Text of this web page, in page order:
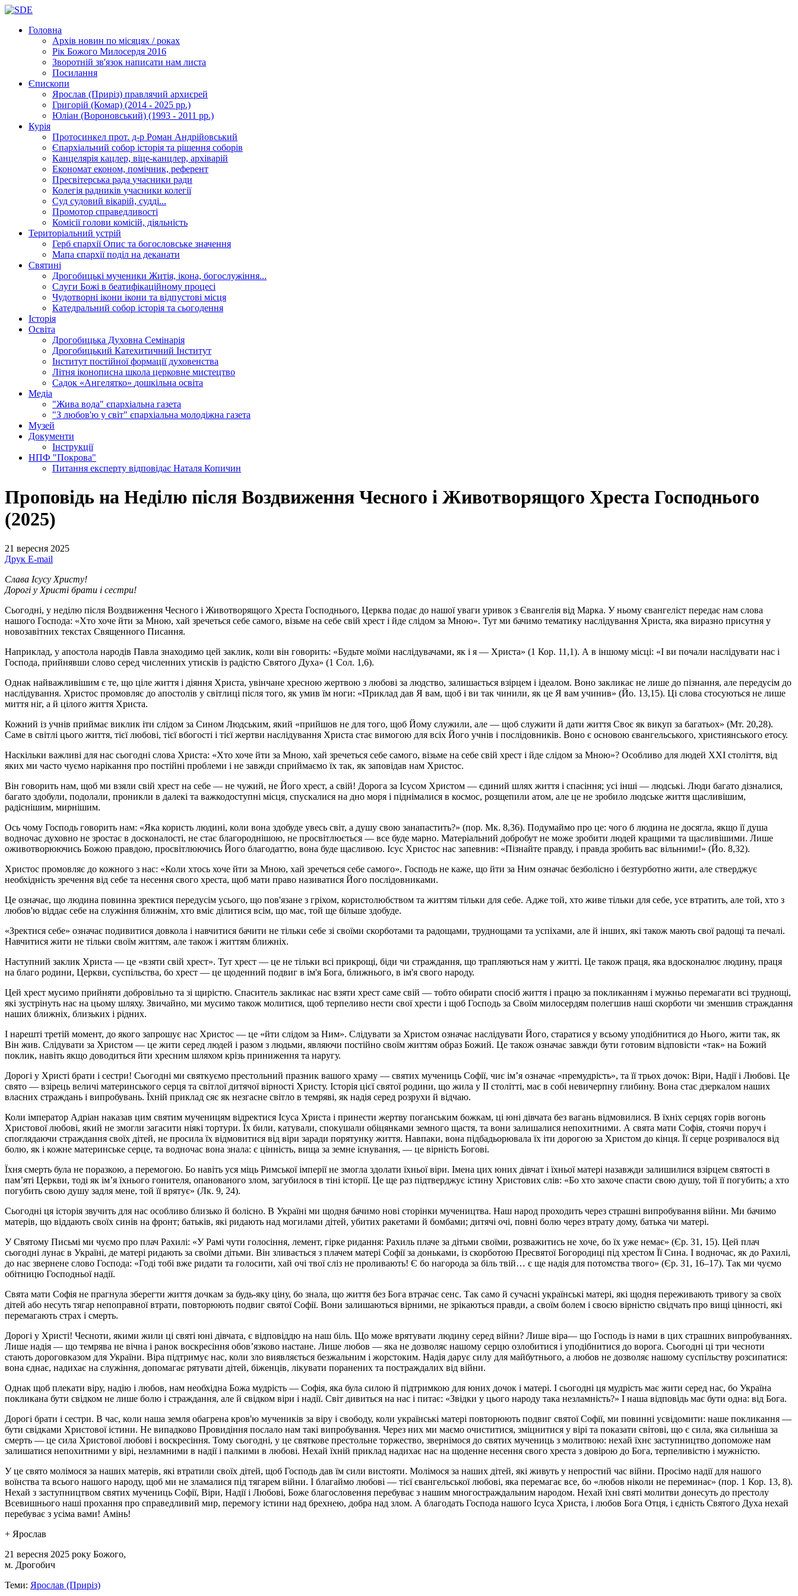
Головна
Архів новин по місяцях / роках
Рік Божого Милосердя 2016
Зворотній зв'язок написати нам листа
Посилання
Єпископи
Ярослав (Приріз) правлячий архиєрей
Григорій (Комар) (2014 - 2025 рр.)
Юліан (Вороновський) (1993 - 2011 рр.)
Курія
Протосинкел прот. д-р Роман Андрійовський
Єпархіальний собор історія та рішення соборів
Канцелярія кацлер, віце-канцлер, архіварій
Економат економ, помічник, референт
Пресвітерська рада учасники ради
Колегія радників учасники колегії
Суд судовий вікарій, судді...
Промотор справедливості
Комісіїголови комісій, діяльність
Територіальний устрій
Герб єпархіїОпис та богословське значення
Мапа єпархіїподіл на деканати
Святині
Дрогобицькі мученики Житія, ікона, богослужіння...
Слуги Божі в беатифікаційному процесі
Чудотворні ікони ікони та відпустові місця
Катедральний собор історія та сьогодення
Історія
Освіта
Дрогобицька Духовна Семінарія
Дрогобицький Катехитичний Інститут
Інститут постійної формації духовенства
Літня іконописна школа церковне мистецтво
Садок «Ангелятко» дошкільна освіта
Медіа
"Жива вода" єпархіальна газета
"З любов'ю у світ" єпархіальна молодіжна газета
Музей
Документи
Інструкції
НПФ "Покрова"
Питання експерту відповідає Наталя Копичин
Проповідь на Неділю після Воздвиження Чесного і Животворящого Хреста Господнього
(2025)
21 вересня 2025
Друк E-mail
Слава Ісусу Христу!
Дорогі у Христі брати і сестри!
Сьогодні, у неділю після Воздвиження Чесного і Животворящого Хреста Господнього, Церква подає до нашої уваги уривок з Євангелія від Марка. У ньому євангеліст передає нам слова
нашого Господа: «Хто хоче йти за Мною, хай зречеться себе самого, візьме на себе свій хрест і йде слідом за Мною». Тут ми бачимо тематику наслідування Христа, яка виразно присутня у
новозавітних текстах Священного Писання.
Наприклад, у апостола народів Павла знаходимо цей заклик, коли він говорить: «Будьте моїми наслідувачами, як і я — Христа» (1 Кор. 11,1). А в іншому місці: «І ви почали наслідувати нас і
Господа, прийнявши слово серед численних утисків із радістю Святого Духа» (1 Сол. 1,6).
Однак найважливішим є те, що ціле життя і діяння Христа, увінчане хресною жертвою з любові за людство, залишається взірцем і ідеалом. Воно закликає не лише до пізнання, але передусім до
наслідування. Христос промовляє до апостолів у світлиці після того, як умив їм ноги: «Приклад дав Я вам, щоб і ви так чинили, як це Я вам учинив» (Йо. 13,15). Ці слова стосуються не лише
миття ніг, а й цілого життя Христа.
Кожний із учнів приймає виклик іти слідом за Сином Людським, який «прийшов не для того, щоб Йому служили, але — щоб служити й дати життя Своє як викуп за багатьох» (Мт. 20,28).
Саме в світлі цього життя, тієї любові, тієї вбогості і тієї жертви наслідування Христа стає вимогою для всіх Його учнів і послідовників. Воно є основою євангельського, християнського етосу.
Наскільки важливі для нас сьогодні слова Христа: «Хто хоче йти за Мною, хай зречеться себе самого, візьме на себе свій хрест і йде слідом за Мною»? Особливо для людей ХХІ століття, від
яких ми часто чуємо нарікання про постійні проблеми і не завжди сприймаємо їх так, як заповідав нам Христос.
Він говорить нам, щоб ми взяли свій хрест на себе — не чужий, не Його хрест, а свій! Дорога за Ісусом Христом — єдиний шлях життя і спасіння; усі інші — людські. Люди багато дізналися,
багато здобули, подолали, проникли в далекі та важкодоступні місця, спускалися на дно моря і піднімалися в космос, розщепили атом, але це не зробило людське життя щасливішим,
радіснішим, мирнішим.
Ось чому Господь говорить нам: «Яка користь людині, коли вона здобуде увесь світ, а душу свою занапастить?» (пор. Мк. 8,36). Подумаймо про це: чого б людина не досягла, якщо її душа
водночас духовно не зростає в досконалості, не стає благороднішою, не просвітлюється — все буде марно. Матеріальний добробут не може зробити людей кращими та щасливішими. Лише
оживотворюючись Божою правдою, просвітлюючись Його благодаттю, вона буде щасливою. Ісус Христос нас запевнив: «Пізнайте правду, і правда зробить вас вільними!» (Йо. 8,32).
Христос промовляє до кожного з нас: «Коли хтось хоче йти за Мною, хай зречеться себе самого». Господь не каже, що йти за Ним означає безболісно і безтурботно жити, але стверджує
необхідність зречення від себе та несення свого хреста, щоб мати право називатися Його послідовниками.
Це означає, що людина повинна зректися передусім усього, що пов'язане з гріхом, користолюбством та життям тільки для себе. Адже той, хто живе тільки для себе, усе втратить, але той, хто з
любов'ю віддає себе на служіння ближнім, хто вміє ділитися всім, що має, той ще більше здобуде.
«Зректися себе» означає подивитися довкола і навчитися бачити не тільки себе зі своїми скорботами та радощами, труднощами та успіхами, але й інших, які також мають свої радощі та печалі.
Навчитися жити не тільки своїм життям, але також і життям ближніх.
Наступний заклик Христа — це «взяти свій хрест». Тут хрест — це не тільки всі прикрощі, біди чи страждання, що трапляються нам у житті. Це також праця, яка вдосконалює людину, праця
на благо родини, Церкви, суспільства, бо хрест — це щоденний подвиг в ім'я Бога, ближнього, в ім'я свого народу.
Цей хрест мусимо прийняти добровільно та зі щирістю. Спаситель закликає нас взяти хрест саме свій — тобто обирати спосіб життя і працю за покликанням і мужньо перемагати всі труднощі,
які зустрінуть нас на цьому шляху. Звичайно, ми мусимо також молитися, щоб терпеливо нести свої хрести і щоб Господь за Своїм милосердям полегшив наші скорботи чи зменшив страждання
наших ближніх, близьких і рідних.
І нарешті третій момент, до якого запрошує нас Христос — це «йти слідом за Ним». Слідувати за Христом означає наслідувати Його, старатися у всьому уподібнитися до Нього, жити так, як
Він жив. Слідувати за Христом — це жити серед людей і разом з людьми, являючи постійно своїм життям образ Божий. Це також означає завжди бути готовим відповісти «так» на Божий
поклик, навіть якщо доводиться йти хресним шляхом крізь приниження та наругу.
Дорогі у Христі брати і сестри! Сьогодні ми святкуємо престольний празник вашого храму — святих мучениць Софії, чиє ім’я означає «премудрість», та її трьох дочок: Віри, Надії і Любові. Це
свято — взірець величі материнського серця та світлої дитячої вірності Христу. Історія цієї святої родини, що жила у II столітті, має в собі невичерпну глибину. Вона стає дзеркалом наших
власних страждань і випробувань. Їхній приклад сяє як незгасне світло в темряві, як надія серед розрухи й відчаю.
Коли імператор Адріан наказав цим святим мученицям відректися Ісуса Христа і принести жертву поганським божкам, ці юні дівчата без вагань відмовилися. В їхніх серцях горів вогонь
Христової любові, який не змогли загасити ніякі тортури. Їх били, катували, спокушали обіцянками земного щастя, та вони залишалися непохитними. А свята мати Софія, стоячи поруч і
споглядаючи страждання своїх дітей, не просила їх відмовитися від віри заради порятунку життя. Навпаки, вона підбадьорювала їх іти дорогою за Христом до кінця. Її серце розривалося від
болю, як і кожне материнське серце, та водночас вона знала: є цінність, вища за земне існування, — це вірність Богові.
Їхня смерть була не поразкою, а перемогою. Бо навіть уся міць Римської імперії не змогла здолати їхньої віри. Імена цих юних дівчат і їхньої матері назавжди залишилися взірцем святості в
пам’яті Церкви, тоді як ім’я їхнього гонителя, опанованого злом, загубилося в тіні історії. Це ще раз підтверджує істину Христових слів: «Бо хто захоче спасти свою душу, той її погубить; а хто
погубить свою душу задля мене, той її врятує» (Лк. 9, 24).
Сьогодні ця історія звучить для нас особливо близько й болісно. В Україні ми щодня бачимо нові сторінки мучеництва. Наш народ проходить через страшні випробування війни. Ми бачимо
матерів, що віддають своїх синів на фронт; батьків, які ридають над могилами дітей, убитих ракетами й бомбами; дитячі очі, повні болю через втрату дому, батька чи матері.
У Святому Письмі ми чуємо про плач Рахилі: «У Рамі чути голосіння, лемент, гірке ридання: Рахиль плаче за дітьми своїми, розважитись не хоче, бо їх уже немає» (Єр. 31, 15). Цей плач
сьогодні лунає в Україні, де матері ридають за своїми дітьми. Він зливається з плачем матері Софії за доньками, із скорботою Пресвятої Богородиці під хрестом Її Сина. І водночас, як до Рахилі,
до нас звернене слово Господа: «Годі тобі вже ридати та голосити, хай очі твої сліз не проливають! Є бо нагорода за біль твій… є ще надія для потомства твого» (Єр. 31, 16–17). Так ми чуємо
обітницю Господньої надії.
Свята мати Софія не прагнула зберегти життя дочкам за будь-яку ціну, бо знала, що життя без Бога втрачає сенс. Так само й сучасні українські матері, які щодня переживають тривогу за своїх
дітей або несуть тягар непоправної втрати, повторюють подвиг святої Софії. Вони залишаються вірними, не зрікаються правди, а своїм болем і своєю вірністю свідчать про вищі цінності, які
перемагають страх і смерть.
Дорогі у Христі! Чесноти, якими жили ці святі юні дівчата, є відповіддю на наш біль. Що може врятувати людину серед війни? Лише віра— що Господь із нами в цих страшних випробуваннях.
Лише надія — що темрява не вічна і ранок воскресіння обов’язково настане. Лише любов — яка не дозволяє нашому серцю озлобитися і уподібнитися до ворога. Сьогодні ці три чесноти
стають дороговказом для України. Віра підтримує нас, коли зло виявляється безжальним і жорстоким. Надія дарує силу для майбутнього, а любов не дозволяє нашому суспільству розсипатися:
вона єднає, надихає на служіння, допомагає рятувати дітей, біженців, лікувати поранених та постраждалих від війни.
Однак щоб плекати віру, надію і любов, нам необхідна Божа мудрість — Софія, яка була силою й підтримкою для юних дочок і матері. І сьогодні ця мудрість має жити серед нас, бо Україна
покликана бути свідком не лише болю і страждання, але й свідком віри і надії. Світ дивиться на нас і питає: «Звідки у цього народу така незламність?» І наша відповідь має бути одна: від Бога.
Дорогі брати і сестри. В час, коли наша земля обагрена кров'ю мучеників за віру і свободу, коли українські матері повторюють подвиг святої Софії, ми повинні усвідомити: наше покликання —
бути свідками Христової істини. Не випадково Провидіння послало нам такі випробування. Через них ми маємо очиститися, зміцнитися у вірі та показати світові, що є сила, яка сильніша за
смерть — це сила Христової любові і воскресіння. Тому сьогодні, у це святкове престольне торжество, звернімося до святих мучениць з молитвою: нехай їхнє заступництво допоможе нам
залишатися непохитними у вірі, незламними в надії і палкими в любові. Нехай їхній приклад надихає нас на щоденне несення свого хреста з довірою до Бога, терпеливістю і мужністю.
У це свято молімося за наших матерів, які втратили своїх дітей, щоб Господь дав їм сили вистояти. Молімося за наших дітей, які живуть у непростий час війни. Просімо надії для нашого
воїнства та всього нашого народу, щоб ми не зламалися під тягарем війни. І благаймо любові — тієї євангельської любові, яка перемагає все, бо «любов ніколи не переминає» (пор. 1 Кор. 13, 8).
Нехай з заступництвом святих мучениць Софії, Віри, Надії і Любові, Боже благословення перебуває з нашим многостраждальним народом. Нехай їхні святі молитви донесуть до престолу
Всевишнього наші прохання про справедливий мир, перемогу істини над брехнею, добра над злом. А благодать Господа нашого Ісуса Христа, і любов Бога Отця, і єдність Святого Духа нехай
перебуває з усіма вами! Амінь!
+ Ярослав
21 вересня 2025 року Божого,
м. Дрогобич
Теми: Ярослав (Приріз)